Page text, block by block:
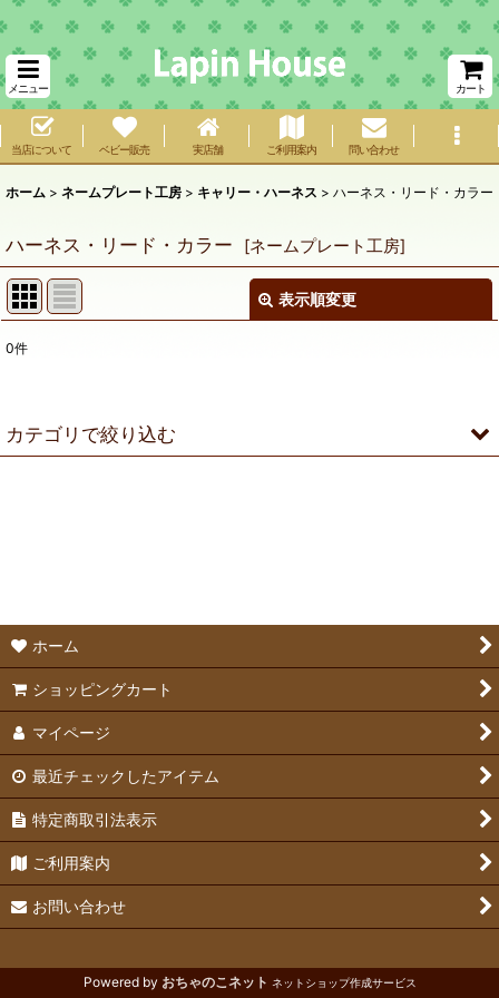
メニュー カート
当店について ベビー販売 実店舗 ご利用案内 問い合わせ
ホーム > ネームプレート工房 > キャリー・ハーネス > ハーネス・リード・カラー
ハーネス・リード・カラー [ネームプレート工房]
表示順変更
0件
カテゴリで絞り込む
ホーム
ショッピングカート
マイページ
最近チェックしたアイテム
特定商取引法表示
ご利用案内
お問い合わせ
Powered by おちゃのこネット ネットショップ作成サービス